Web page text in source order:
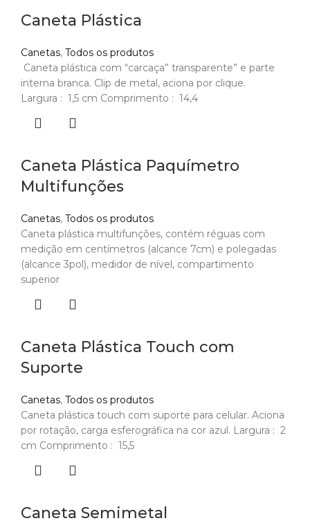
Caneta Plástica
Canetas, Todos os produtos
Caneta plástica com “carcaça” transparente” e parte
interna branca. Clip de metal, aciona por clique.
Largura : 1,5 cm Comprimento : 14,4
Caneta Plástica Paquímetro
Multifunções
Canetas, Todos os produtos
Caneta plástica multifunções, contém réguas com
medição em centímetros (alcance 7cm) e polegadas
(alcance 3pol), medidor de nível, compartimento
superior
Caneta Plástica Touch com
Suporte
Canetas, Todos os produtos
Caneta plástica touch com suporte para celular. Aciona
por rotação, carga esferográfica na cor azul. Largura : 2
cm Comprimento : 15,5
Caneta Semimetal